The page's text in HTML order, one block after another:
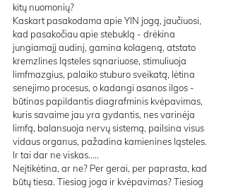
kitų nuomonių?
Kaskart pasakodama apie YIN jogą, jaučiuosi,
kad pasakočiau apie stebuklą - drėkina
jungiamajį audinį, gamina kolageną, atstato
kremzlines ląsteles sąnariuose, stimuliuoja
limfmazgius, palaiko stuburo sveikatą, lėtina
senejimo procesus, o kadangi asanos ilgos -
būtinas papildantis diagrafminis kvėpavimas,
kuris savaime jau yra gydantis, nes varinėja
limfą, balansuoja nervų sistemą, pailsina visus
vidaus organus, pažadina kamienines ląsteles.
Ir tai dar ne viskas.....
Neįtikėtina, ar ne? Per gerai, per paprasta, kad
būtų tiesa. Tiesiog joga ir kvėpavimas? Tiesiog